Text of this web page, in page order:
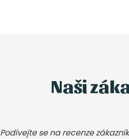
Naši
Podívejte se na recenze